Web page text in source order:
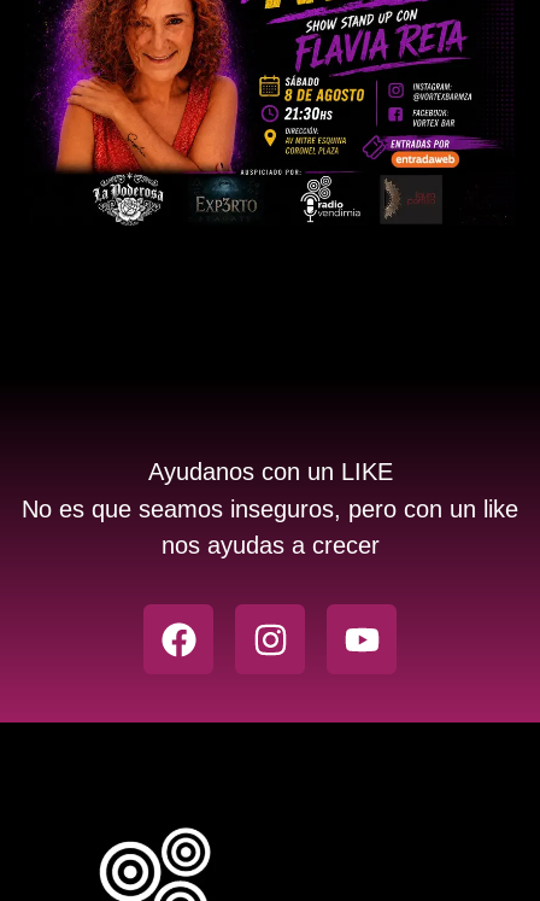
Ayudanos con un LIKE
No es que seamos inseguros, pero con un like
nos ayudas a crecer